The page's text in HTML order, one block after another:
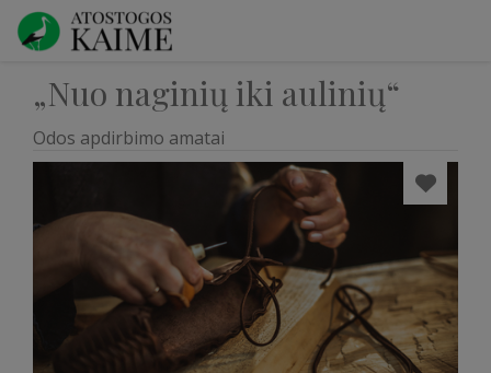
„Nuo naginių iki aulinių“
Odos apdirbimo amatai